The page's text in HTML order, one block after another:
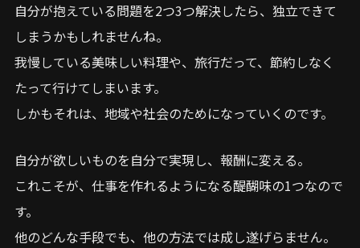
自分が抱えている問題を2つ3つ解決したら、独立できて
しまうかもしれませんね。
我慢している美味しい料理や、旅行だって、節約しなく
たって行けてしまいます。
しかもそれは、地域や社会のためになっていくのです。
自分が欲しいものを自分で実現し、報酬に変える。
これこそが、仕事を作れるようになる醍醐味の1つなので
す。
他のどんな手段でも、他の方法では成し遂げらません。